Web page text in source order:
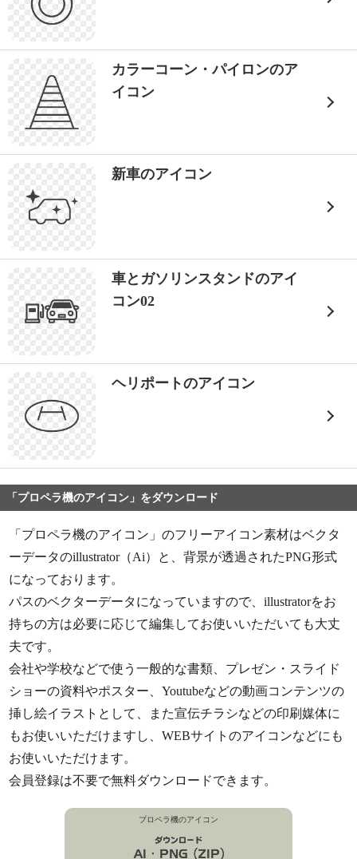
カラーコーン・パイロンのア
イコン
新車のアイコン
車とガソリンスタンドのアイ
コン02
ヘリポートのアイコン
「プロペラ機のアイコン」をダウンロード
「プロペラ機のアイコン」のフリーアイコン素材はベクタ
ーデータのillustrator（Ai）と、背景が透過されたPNG形式
になっております。
パスのベクターデータになっていますので、illustratorをお
持ちの方は必要に応じて編集してお使いいただいても大丈
夫です。
会社や学校などで使う一般的な書類、プレゼン・スライド
ショーの資料やポスター、Youtubeなどの動画コンテンツの
挿し絵イラストとして、また宣伝チラシなどの印刷媒体に
もお使いいただけますし、WEBサイトのアイコンなどにも
お使いいただけます。
会員登録は不要で無料ダウンロードできます。
プロペラ機のアイコン